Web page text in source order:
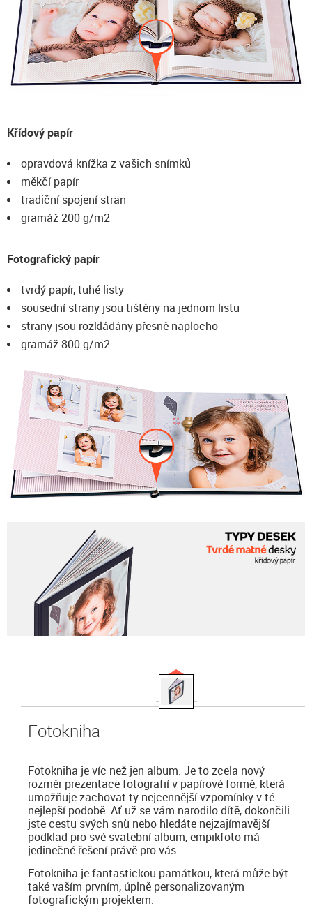
Křídový papír
opravdová knížka z vašich snímků
měkčí papír
tradiční spojení stran
gramáž 200 g/m2
Fotografický papír
tvrdý papír, tuhé listy
sousední strany jsou tištěny na jednom listu
strany jsou rozkládány přesně naplocho
gramáž 800 g/m2
Fotokniha
Fotokniha je víc než jen album. Je to zcela nový
rozměr prezentace fotografií v papírové formě, která
umožňuje zachovat ty nejcennější vzpomínky v té
nejlepší podobě. Ať už se vám narodilo dítě, dokončili
jste cestu svých snů nebo hledáte nejzajímavější
podklad pro své svatební album, empikfoto má
jedinečné řešení právě pro vás.
Fotokniha je fantastickou památkou, která může být
také vaším prvním, úplně personalizovaným
fotografickým projektem.